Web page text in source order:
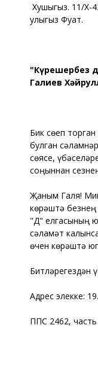
Хушыгыз. 11/Х-
улыгыз Фуат.
"Күрешербез
Галиев
Бик сөеп
булган
сөясе,
соңыннан
Җаным Галя!
көрәштә
"Д" елгасының
сәламәт
өчен көрәштә
Битләрегездән
Адрес элекке:
ППС 2462,